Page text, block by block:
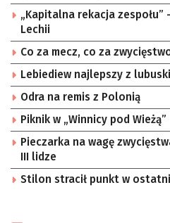
„Kapitalna rekacja zespołu”
Lechii
Co za mecz, co za
Lebiediew najlepszy z
Odra na remis z Polonią
Piknik w „Winnicy pod Wieżą”
Pieczarka na wagę
III lidze
Stilon stracił punkt w